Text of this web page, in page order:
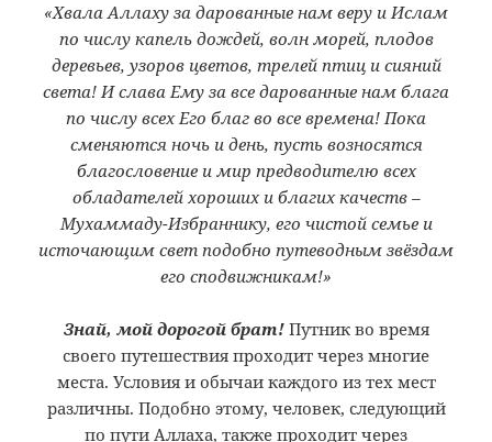
«Хвала Аллаху за дарованные нам веру и Ислам
по числу капель дождей, волн морей, плодов
деревьев, узоров цветов, трелей птиц и сияний
света! И слава Ему за все дарованные нам блага
по числу всех Его благ во все времена! Пока
сменяются ночь и день, пусть возносятся
благословение и мир предводителю всех
обладателей хороших и благих качеств –
Мухаммаду-Избраннику, его чистой семье и
источающим свет подобно путеводным звёздам
его сподвижникам!»
Знай, мой дорогой брат!Путник во время
своего путешествия проходит через многие
места. Условия и обычаи каждого из тех мест
различны. Подобно этому, человек, следующий
по пути Аллаха, также проходит через